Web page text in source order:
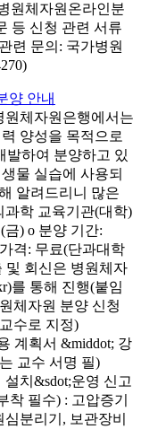
원체자원온라인분
등 신청 관련 서류
련 문의: 국가병원
양 안내
원체자원은행에서는
양성을 목적으로
발하여 분양하고 있
물 실습에 사용되
알려드리니 많은
과학 교육기관(대학)
금) o 분양 기간:
격: 무료(단과대학
및 회신은 병원체자
를 통해 진행(붙임
체자원 분양 신청
수로 지정)
계획서 &middot; 강
교수 서명 필)
치&sdot;운영 신고
필수) : 고압증기
분리기, 보관장비